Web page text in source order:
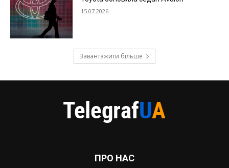
15.07.2026
Завантажити більше
ПРО НАС